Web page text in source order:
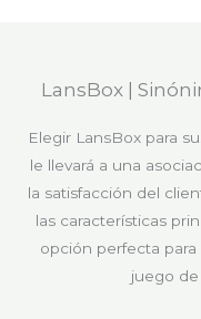
LansBox |
Elegir LansBox para
le llevará a una
la satisfacción del
las características
opción perfecta para
juego de